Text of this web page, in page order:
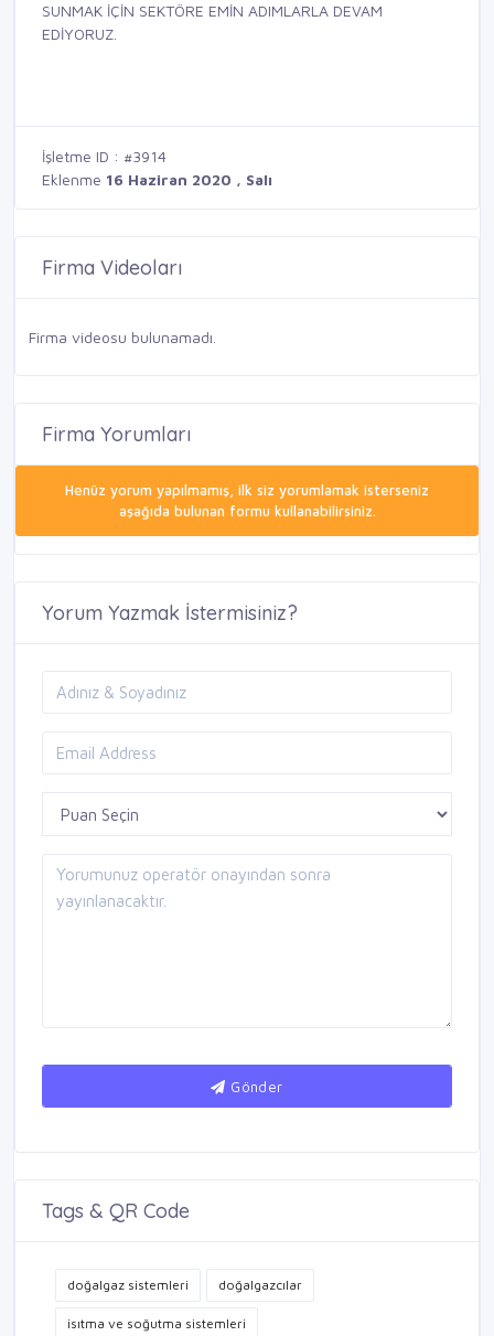
SUNMAK İÇİN SEKTÖRE EMİN ADIMLARLA DEVAM
EDİYORUZ.
İşletme ID : #3914
Eklenme 16 Haziran 2020 , Salı
Firma Videoları
Firma videosu bulunamadı.
Firma Yorumları
Henüz yorum yapılmamış, ilk siz yorumlamak isterseniz
aşağıda bulunan formu kullanabilirsiniz.
Yorum Yazmak İstermisiniz?
Gönder
Tags & QR Code
doğalgaz sistemleri doğalgazcılar
isıtma ve soğutma sistemleri